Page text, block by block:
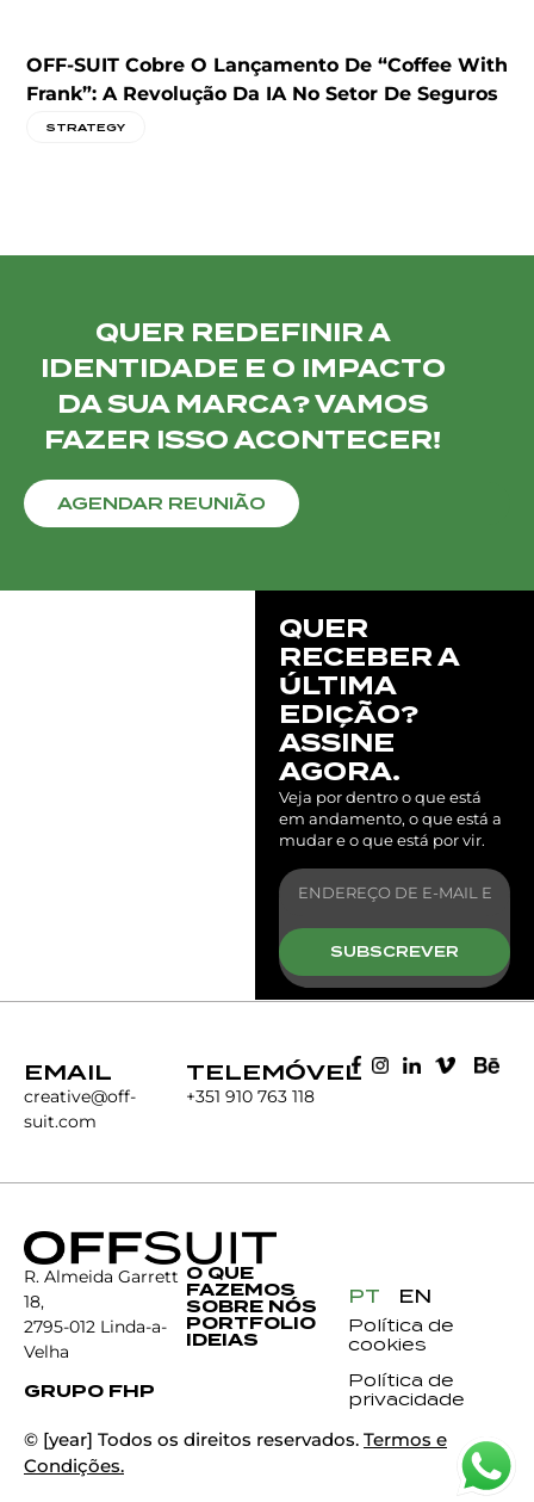
OFF-SUIT Cobre O Lançamento De “Coffee With
Frank”: A Revolução Da IA No Setor De Seguros
STRATEGY
QUER REDEFINIR A
IDENTIDADE E O IMPACTO
DA SUA MARCA? VAMOS
FAZER ISSO ACONTECER!
AGENDAR REUNIÃO
QUER
RECEBER A
ÚLTIMA
EDIÇÃO?
ASSINE
AGORA.
Veja por dentro o que está
em andamento, o que está a
mudar e o que está por vir.
SUBSCREVER
EMAIL
creative@off-
suit.com
TELEMÓVEL
+351 910 763 118
R. Almeida Garrett
18,
2795-012 Linda-a-
Velha
GRUPO FHP
O QUE
FAZEMOS
SOBRE NÓS
PORTFOLIO
IDEIAS
PT EN
Política de
cookies
Política de
privacidade
© [year] Todos os direitos reservados. Termos e
Condições.